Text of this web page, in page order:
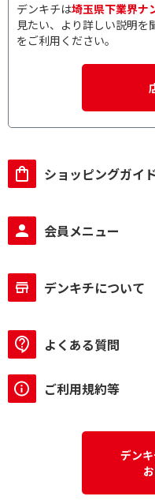
デンキチは埼玉県下業界ナ
見たい、より詳しい説明を
をご利用ください。
ショッピングガイ
会員メニュー
デンキチについて
よくある質問
ご利用規約等
デン